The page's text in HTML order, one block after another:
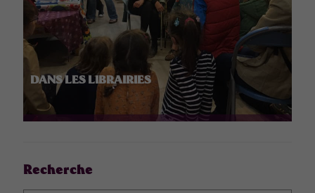
DANS LES LIBRAIRIES
Recherche